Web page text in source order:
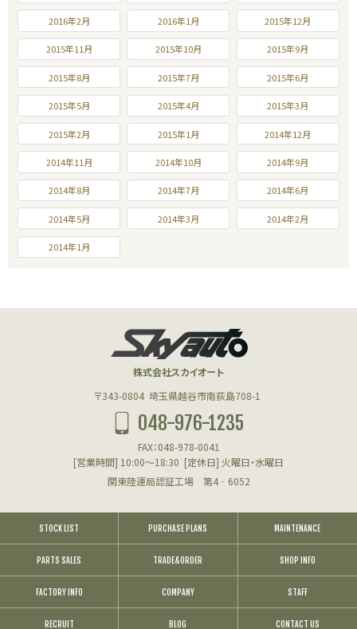
2016年2月 2016年1月 2015年12月
2015年11月 2015年10月 2015年9月
2015年8月 2015年7月 2015年6月
2015年5月 2015年4月 2015年3月
2015年2月 2015年1月 2014年12月
2014年11月 2014年10月 2014年9月
2014年8月 2014年7月 2014年6月
2014年5月 2014年3月 2014年2月
2014年1月
株式会社スカイオート
〒343-0804 埼玉県越谷市南荻島708-1
048-976-1235
FAX：048-978-0041
[営業時間] 10:00～18:30 [定休日] 火曜日・水曜日
関東陸運局認証工場 第4‐6052
STOCK LIST PURCHASE PLANS MAINTENANCE
PARTS SALES TRADE&ORDER SHOP INFO
FACTORY INFO COMPANY STAFF
RECRUIT BLOG CONTACT US